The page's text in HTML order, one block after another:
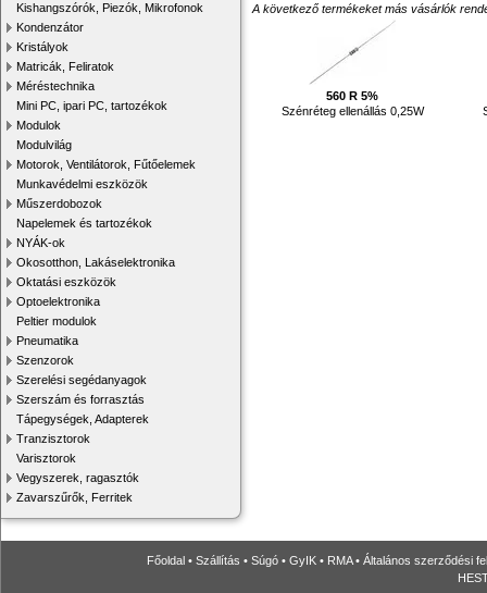
Kishangszórók, Piezók, Mikrofonok
Kondenzátor
Kristályok
Matricák, Feliratok
Méréstechnika
Mini PC, ipari PC, tartozékok
Modulok
Modulvilág
Motorok, Ventilátorok, Fűtőelemek
Munkavédelmi eszközök
Műszerdobozok
Napelemek és tartozékok
NYÁK-ok
Okosotthon, Lakáselektronika
Oktatási eszközök
Optoelektronika
Peltier modulok
Pneumatika
Szenzorok
Szerelési segédanyagok
Szerszám és forrasztás
Tápegységek, Adapterek
Tranzisztorok
Varisztorok
Vegyszerek, ragasztók
Zavarszűrők, Ferritek
A következő termékeket más vásárlók
560 R 5%
Szénréteg ellenállás 0,25W
Főoldal • Szállítás • Súgó • GyIK • RMA• Általános szerződési